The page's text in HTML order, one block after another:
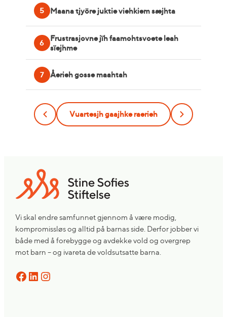
5 Maana tjyöre juktie viehkiem sæjhta
6
Frustrasjovne jïh faamohtsvoete leah
sïejhme
7 Åerieh gosse maahtah
Vuartesjh gaajhke raerieh
Vi skal endre samfunnet gjennom å være modig,
kompromissløs og alltid på barnas side. Derfor jobber vi
både med å forebygge og avdekke vold og overgrep
mot barn – og ivareta de voldsutsatte barna.
Facebook LinkedIn Instagram